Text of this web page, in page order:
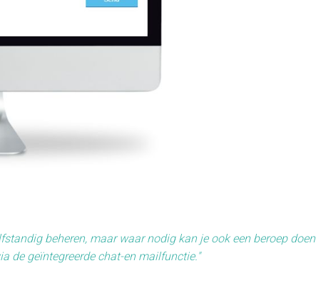
beheren, maar waar nodig kan je ook een beroep doen
de geïntegreerde chat-en mailfunctie."